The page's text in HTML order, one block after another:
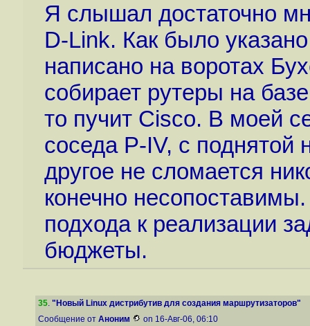
Я слышал достаточно
D-Link. Как было
написано на воротах
собирает рутеры на
то пучит Cisco. В моей
соседа P-IV, с
другое не сломается
конечно
подхода к реализации
бюджеты.
35. "Новый Linux дистрибутив для создания маршрутизаторов"
Сообщение от Аноним on 16-Авг-06, 06:10